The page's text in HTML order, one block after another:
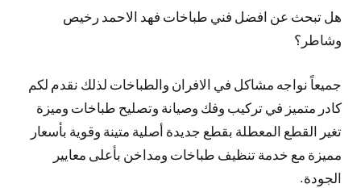
هل تبحث عن افضل فني طباخات فهد الاحمد رخيص
وشاطر؟
جميعاً نواجه مشاكل في الافران والطباخات لذلك نقدم لكم
كادر متميز في تركيب وفك وصيانة وتصليح طباخات وميزة
تغير القطع المعطلة بقطع جديدة أصلية متينة وقوية بأسعار
مميزة مع خدمة تنظيف طباخات ومداخن بأعلى معايير
الجودة.